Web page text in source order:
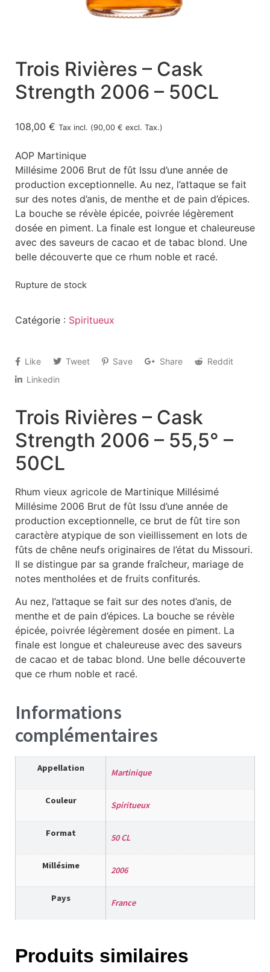
Trois Rivières – Cask
Strength 2006 – 50CL
108,00 € Tax incl. (90,00 € excl. Tax.)
AOP Martinique
Millésime 2006 Brut de fût Issu d’une année de
production exceptionnelle. Au nez, l’attaque se fait
sur des notes d’anis, de menthe et de pain d’épices.
La bouche se révèle épicée, poivrée légèrement
dosée en piment. La finale est longue et chaleureuse
avec des saveurs de cacao et de tabac blond. Une
belle découverte que ce rhum noble et racé.
Rupture de stock
Catégorie : Spiritueux
Like Tweet Save Share
Reddit
Linkedin
Trois Rivières – Cask
Strength 2006 – 55,5° –
50CL
Rhum vieux agricole de Martinique Millésimé
Millésime 2006 Brut de fût Issu d’une année de
production exceptionnelle, ce brut de fût tire son
caractère atypique de son vieillissement en lots de
fûts de chêne neufs originaires de l’état du Missouri.
Il se distingue par sa grande fraîcheur, mariage de
notes mentholées et de fruits confiturés.
Au nez, l’attaque se fait sur des notes d’anis, de
menthe et de pain d’épices. La bouche se révèle
épicée, poivrée légèrement dosée en piment. La
finale est longue et chaleureuse avec des saveurs
de cacao et de tabac blond. Une belle découverte
que ce rhum noble et racé.
Informations
complémentaires
Appellation Martinique
Couleur Spiritueux
Format 50 CL
Millésime 2006
Pays France
Produits similaires